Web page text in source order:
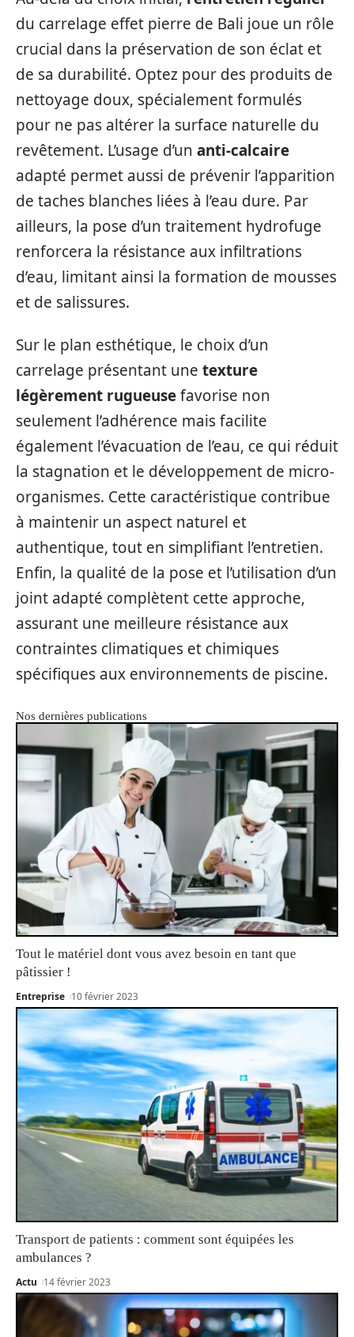
du carrelage effet pierre de Bali joue un rôle
crucial dans la préservation de son éclat et
de sa durabilité. Optez pour des produits de
nettoyage doux, spécialement formulés
pour ne pas altérer la surface naturelle du
revêtement. L’usage d’un anti-calcaire
adapté permet aussi de prévenir l’apparition
de taches blanches liées à l’eau dure. Par
ailleurs, la pose d’un traitement hydrofuge
renforcera la résistance aux infiltrations
d’eau, limitant ainsi la formation de mousses
et de salissures.
Sur le plan esthétique, le choix d’un
carrelage présentant une texture
légèrement rugueusefavorise non
seulement l’adhérence mais facilite
également l’évacuation de l’eau, ce qui réduit
la stagnation et le développement de micro-
organismes. Cette caractéristique contribue
à maintenir un aspect naturel et
authentique, tout en simplifiant l’entretien.
Enfin, la qualité de la pose et l’utilisation d’un
joint adapté complètent cette approche,
assurant une meilleure résistance aux
contraintes climatiques et chimiques
spécifiques aux environnements de piscine.
Nos dernières publications
Tout le matériel dont vous avez besoin en tant que
pâtissier !
Entreprise 10 février 2023
Transport de patients : comment sont équipées les
ambulances ?
Actu 14 février 2023